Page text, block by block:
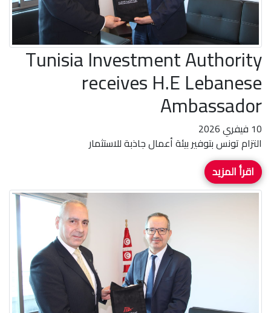
Tunisia Investment Authority
receives H.E Lebanese
Ambassador
10 فيفري 2026
التزام تونس بتوفير بيئة أعمال جاذبة للاستثمار
اقرأ المزيد